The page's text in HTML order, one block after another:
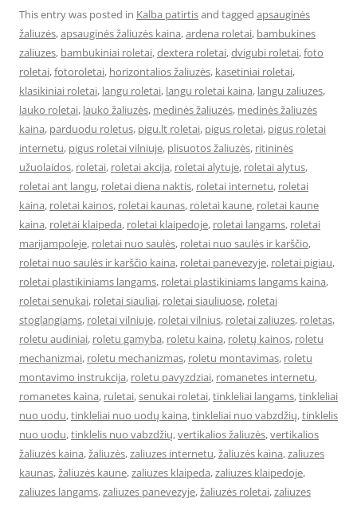
This entry was posted in Kalba patirtisand tagged apsauginės
žaliuzės,apsauginės žaliuzės kaina,ardena roletai, bambukines
zaliuzes, bambukiniai roletai,dextera roletai,dvigubi roletai,foto
roletai,fotoroletai, horizontalios žaliuzės, kasetiniai roletai,
klasikiniai roletai, langu roletai, langu roletai kaina, langu zaliuzes,
lauko roletai, lauko žaliuzės, medinės žaliuzės, medinės žaliuzės
kaina, parduodu roletus, pigu.lt roletai, pigus roletai, pigus roletai
internetu, pigus roletai vilniuje, plisuotos žaliuzės, ritininės
užuolaidos, roletai, roletai akcija, roletai alytuje, roletai alytus,
roletai ant langu, roletai diena naktis, roletai internetu, roletai
kaina, roletai kainos, roletai kaunas, roletai kaune, roletai kaune
kaina, roletai klaipeda, roletai klaipedoje, roletai langams, roletai
marijampoleje, roletai nuo saulės, roletai nuo saulės ir karščio,
roletai nuo saulės ir karščio kaina, roletai panevezyje, roletai pigiau,
roletai plastikiniams langams, roletai plastikiniams langams kaina,
roletai senukai, roletai siauliai, roletai siauliuose, roletai
stoglangiams, roletai vilniuje, roletai vilnius, roletai zaliuzes, roletas,
roletu audiniai, roletu gamyba, roletu kaina, roletų kainos, roletu
mechanizmai, roletu mechanizmas, roletu montavimas, roletu
montavimo instrukcija, roletu pavyzdziai, romanetes internetu,
romanetes kaina, ruletai,senukai roletai,tinkleliai langams,tinkleliai
nuo uodu,tinkleliai nuo uodų kaina,tinkleliai nuo vabzdžių,tinklelis
nuo uodu,tinklelis nuo vabzdžių,vertikalios žaliuzės,vertikalios
žaliuzės kaina,žaliuzės,zaliuzes internetu,žaliuzės kaina,zaliuzes
kaunas,žaliuzės kaune,zaliuzes klaipeda,zaliuzes klaipedoje,
zaliuzes langams,zaliuzes panevezyje,žaliuzės roletai,zaliuzes